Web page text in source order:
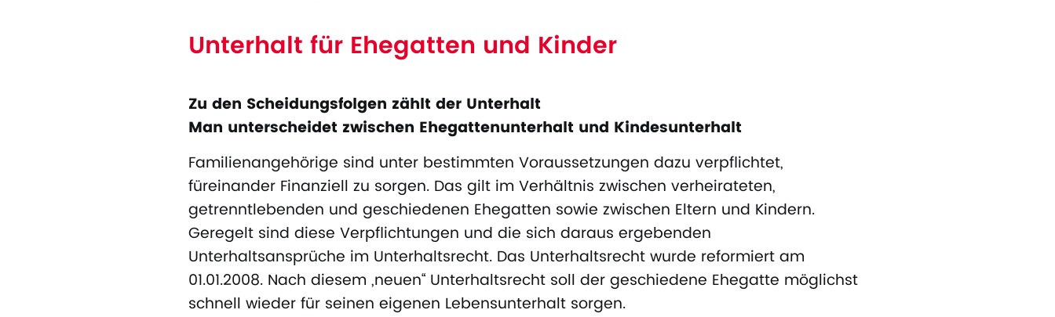
Unterhalt für Ehegatten und Kinder
Zu den Scheidungsfolgen zählt der Unterhalt
Man unterscheidet zwischen Ehegattenunterhalt und Kindesunterhalt
Familienangehörige sind unter bestimmten Voraussetzungen dazu verpflichtet,
füreinander Finanziell zu sorgen. Das gilt im Verhältnis zwischen verheirateten,
getrenntlebenden und geschiedenen Ehegatten sowie zwischen Eltern und Kindern.
Geregelt sind diese Verpflichtungen und die sich daraus ergebenden
Unterhaltsansprüche im Unterhaltsrecht. Das Unterhaltsrecht wurde reformiert am
01.01.2008. Nach diesem „neuen“ Unterhaltsrecht soll der geschiedene Ehegatte möglichst
schnell wieder für seinen eigenen Lebensunterhalt sorgen.